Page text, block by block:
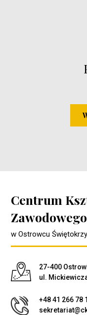
Centrum
w Ostrowcu
Adres
27-400
ul.
+48 41 266 78